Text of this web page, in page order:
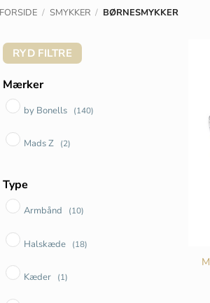
FORSIDE / SMYKKER / BØRNESMYKKER
RYD FILTRE
Mærker
by Bonells (140)
Mads Z (2)
Type
Armbånd (10)
Halskæde (18)
Kæder (1)